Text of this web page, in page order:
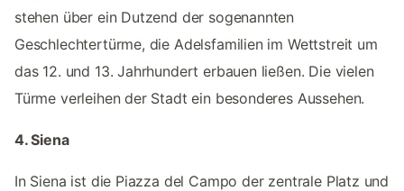
stehen über ein Dutzend der sogenannten
Geschlechtertürme, die Adelsfamilien im Wettstreit um
das 12. und 13. Jahrhundert erbauen ließen. Die vielen
Türme verleihen der Stadt ein besonderes Aussehen.
4. Siena
In Siena ist die Piazza del Campo der zentrale Platz und